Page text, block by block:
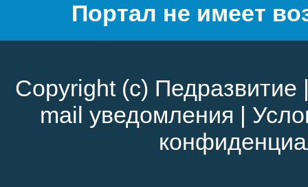
Портал не имеет
Copyright (c) Педразвитие
mail уведомления |